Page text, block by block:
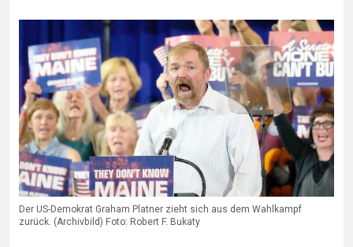
Der US-Demokrat Graham Platner zieht sich aus dem Wahlkampf
zurück. (Archivbild) Foto: Robert F. Bukaty